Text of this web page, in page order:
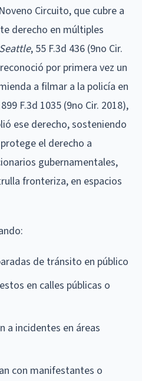
Circuito, que cubre a
derecho en múltiples
, 55 F.3d 436 (9no Cir.
por primera vez un
a filmar a la policía en
F.3d 1035 (9no Cir. 2018),
ese derecho, sosteniendo
el derecho a
gubernamentales,
fronteriza, en espacios
de tránsito en público
en calles públicas o
a incidentes en áreas
con manifestantes o